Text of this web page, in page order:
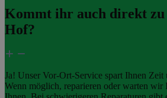
Kommt ihr auch direkt
Hof?
Ja! Unser Vor-Ort-Service spart Ihnen Zeit
Wenn möglich, reparieren oder warten wir